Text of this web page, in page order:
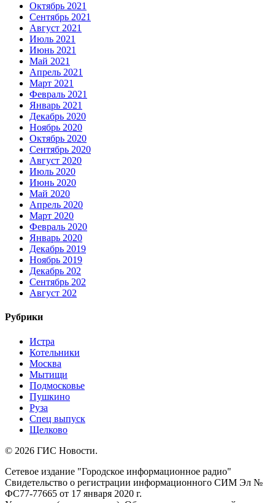
Октябрь 2021
Сентябрь 2021
Август 2021
Июль 2021
Июнь 2021
Май 2021
Апрель 2021
Март 2021
Февраль 2021
Январь 2021
Декабрь 2020
Ноябрь 2020
Октябрь 2020
Сентябрь 2020
Август 2020
Июль 2020
Июнь 2020
Май 2020
Апрель 2020
Март 2020
Февраль 2020
Январь 2020
Декабрь 2019
Ноябрь 2019
Декабрь 202
Сентябрь 202
Август 202
Рубрики
Истра
Котельники
Москва
Мытищи
Подмосковье
Пушкино
Руза
Спец выпуск
Щелково
© 2026 ГИС Новости.
Сетевое издание "Городское информационное радио"
Свидетельство о регистрации информационного СИМ Эл №
ФС77-77665 от 17 января 2020 г.